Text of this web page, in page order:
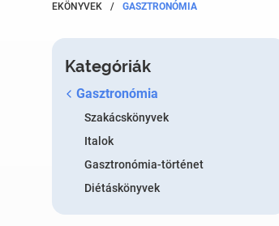
EKÖNYVEK / GASZTRONÓMIA
Kategóriák
Gasztronómia
Szakácskönyvek
Italok
Gasztronómia-történet
Diétáskönyvek